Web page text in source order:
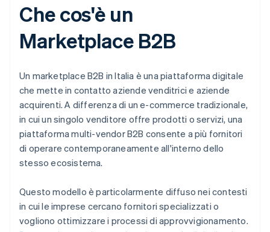
Che cos'è un
Marketplace B2B
Un marketplace B2B in Italia è una piattaforma digitale
che mette in contatto aziende venditrici e aziende
acquirenti. A differenza di un e-commerce tradizionale,
in cui un singolo venditore offre prodotti o servizi, una
piattaforma multi-vendor B2B consente a più fornitori
di operare contemporaneamente all'interno dello
stesso ecosistema.
Questo modello è particolarmente diffuso nei contesti
in cui le imprese cercano fornitori specializzati o
vogliono ottimizzare i processi di approvvigionamento.